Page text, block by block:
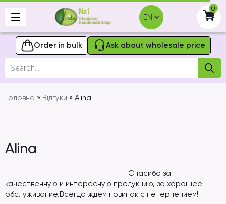
Skip
0
-
Order in bulk Ask about wholesale price
Products
search
Головна » Відгуки » Alina
Alina
Спасибо за
качественную и интересную продукцию, за хорошее
обслуживание.Всегда ждем новинок с нетерпением!